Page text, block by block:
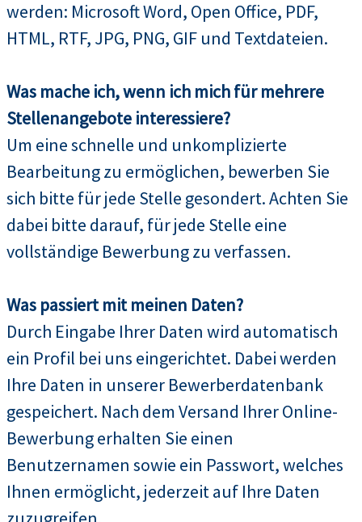
werden: Microsoft Word, Open Office, PDF,
HTML, RTF, JPG, PNG, GIF und Textdateien.
Was mache ich, wenn ich mich für mehrere
Stellenangebote interessiere?
Um eine schnelle und unkomplizierte
Bearbeitung zu ermöglichen, bewerben Sie
sich bitte für jede Stelle gesondert. Achten Sie
dabei bitte darauf, für jede Stelle eine
vollständige Bewerbung zu verfassen.
Was passiert mit meinen Daten?
Durch Eingabe Ihrer Daten wird automatisch
ein Profil bei uns eingerichtet. Dabei werden
Ihre Daten in unserer Bewerberdatenbank
gespeichert. Nach dem Versand Ihrer Online-
Bewerbung erhalten Sie einen
Benutzernamen sowie ein Passwort, welches
Ihnen ermöglicht, jederzeit auf Ihre Daten